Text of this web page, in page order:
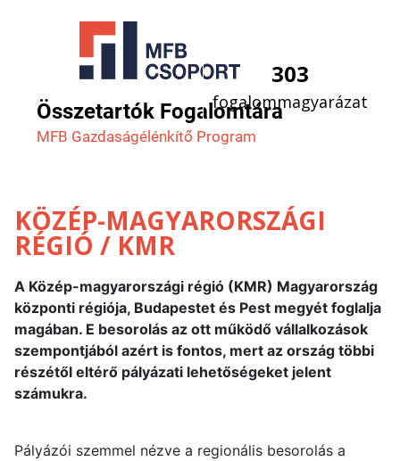
Összetartók Fogalomtára
MFB Gazdaság­élénkítő Program
303
fogalommagyarázat
KÖZÉP-MAGYARORSZÁGI
RÉGIÓ / KMR
A Közép-magyarországi régió (KMR) Magyarország
központi régiója, Budapestet és Pest megyét foglalja
magában. E besorolás az ott működő vállalkozások
szempontjából azért is fontos, mert az ország többi
részétől eltérő pályázati lehetőségeket jelent
számukra.
Pályázói szemmel nézve a regionális besorolás a